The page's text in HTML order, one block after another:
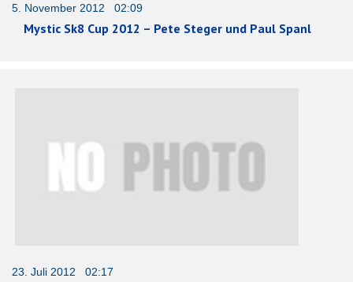
5. November 2012 02:09
Mystic Sk8 Cup 2012 – Pete Steger und Paul Spanl
23. Juli 2012 02:17